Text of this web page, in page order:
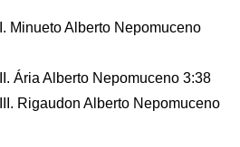
Minueto Alberto Nepomuceno
Ária Alberto Nepomuceno 3:38
Rigaudon Alberto Nepomuceno